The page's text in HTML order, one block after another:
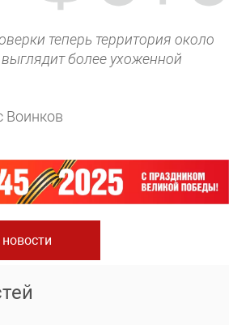
теперь территория около
более ухоженной
Воинков